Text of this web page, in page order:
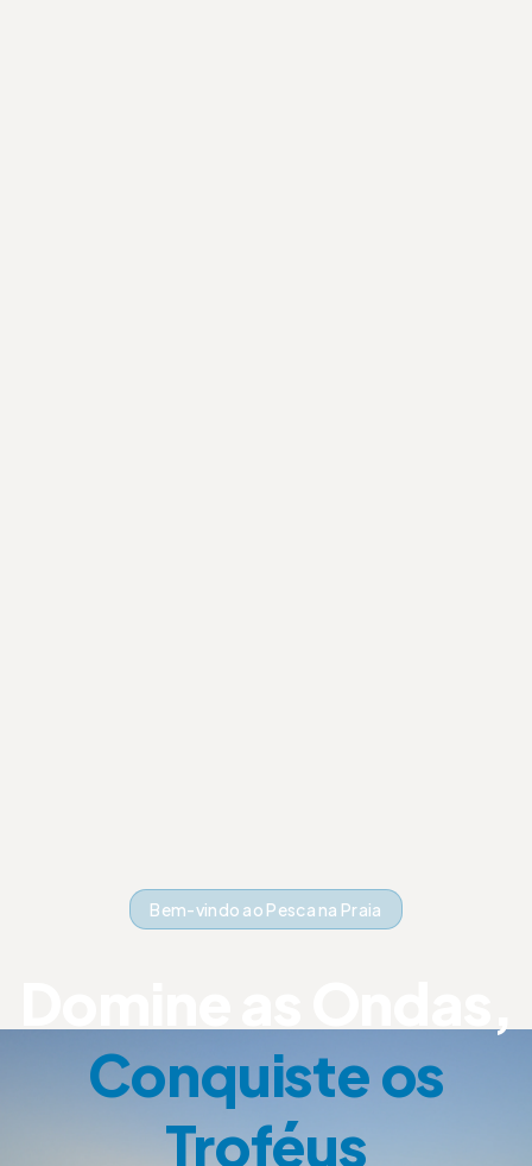
Bem-vindo ao Pesca na Praia
Conquiste os
Troféus